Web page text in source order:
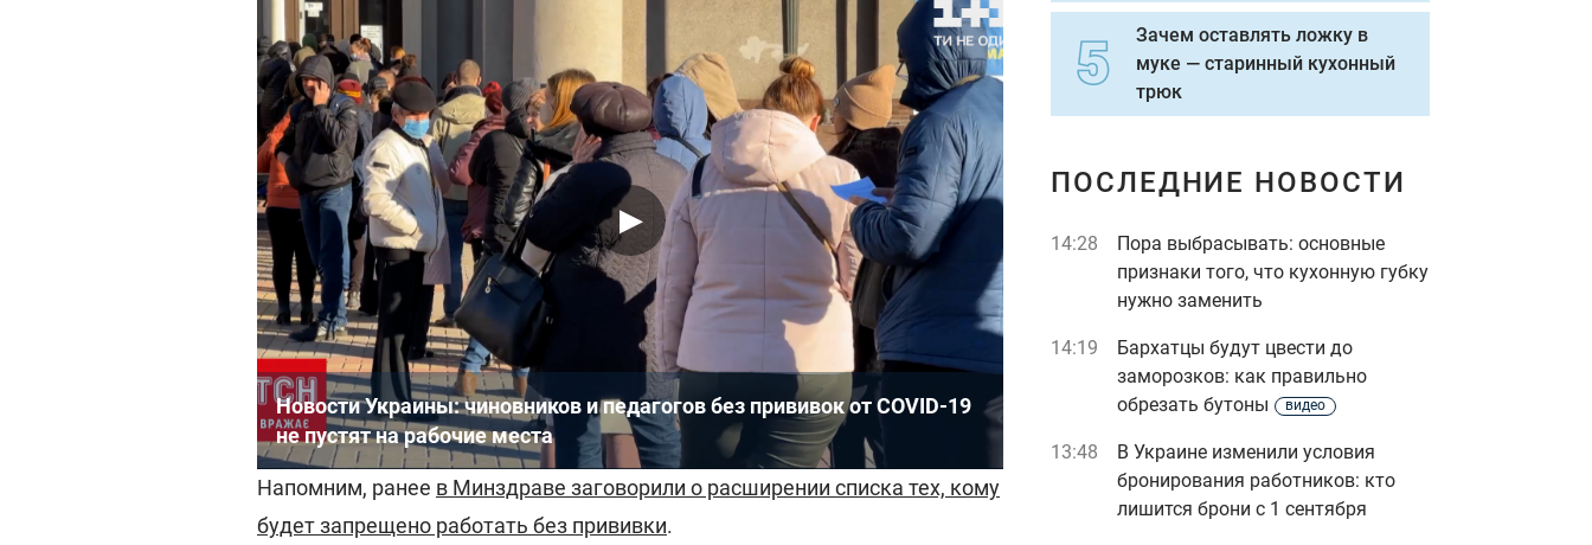
Новости Украины: чиновников и педагогов без прививок от COVID-19
не пустят на рабочие места
Напомним, ранее в Минздраве заговорили о расширении списка тех, кому
будет запрещено работать без прививки.
Зачем оставлять ложку в
муке — старинный кухонный
трюк
ПОСЛЕДНИЕ НОВОСТИ
14:28
Пора выбрасывать: основные
признаки того, что кухонную губку
нужно заменить
14:19
Бархатцы будут цвести до
заморозков: как правильно
обрезать бутоны
видео
13:48
В Украине изменили условия
бронирования работников: кто
лишится брони с 1 сентября